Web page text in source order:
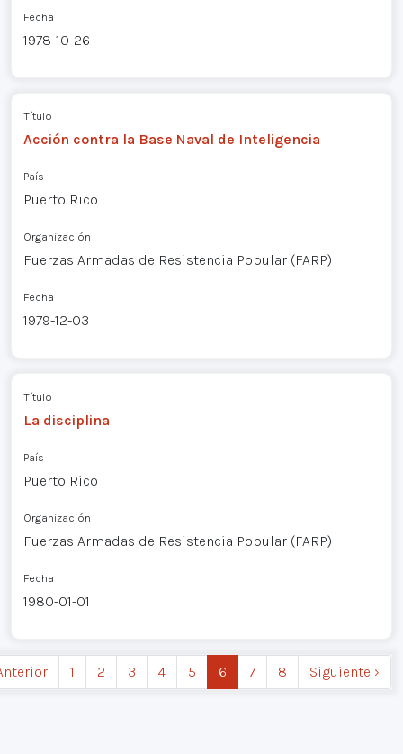
Fecha
1978-10-26
Título
Acción contra la Base Naval de Inteligencia
País
Puerto Rico
Organización
Fuerzas Armadas de Resistencia Popular (FARP)
Fecha
1979-12-03
Título
La disciplina
País
Puerto Rico
Organización
Fuerzas Armadas de Resistencia Popular (FARP)
Fecha
1980-01-01
1 2 3 4 5 6 7 8 Siguiente ›